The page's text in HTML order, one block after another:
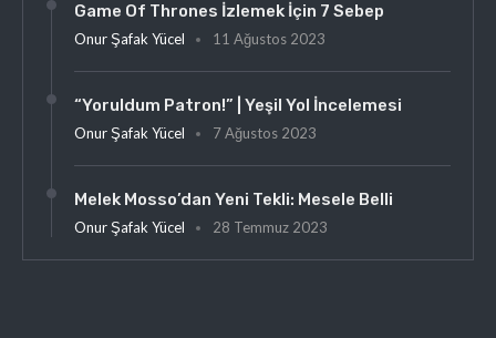
Game Of Thrones İzlemek İçin 7 Sebep
Onur Şafak Yücel 11 Ağustos 2023
“Yoruldum Patron!” | Yeşil Yol İncelemesi
Onur Şafak Yücel 7 Ağustos 2023
Melek Mosso’dan Yeni Tekli: Mesele Belli
Onur Şafak Yücel 28 Temmuz 2023